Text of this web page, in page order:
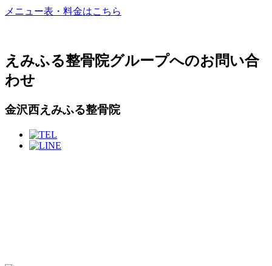
メニュー表・料金はこちら
えみふる整骨院グループへのお問い合
わせ
金沢西えみふる整骨院